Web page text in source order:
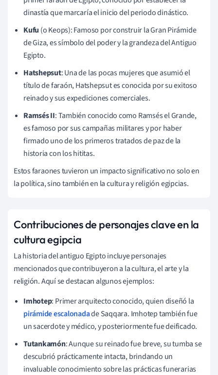
dinastía que marcaría el inicio del periodo dinástico.
Kufu (o Keops): Famoso por construir la Gran Pirámide
de Giza, es símbolo del poder y la grandeza del Antiguo
Egipto.
Hatshepsut: Una de las pocas mujeres que asumió el
título de faraón, Hatshepsut es conocida por su exitoso
reinado y sus expediciones comerciales.
Ramsés II: También conocido como Ramsés el Grande,
es famoso por sus campañas militares y por haber
firmado uno de los primeros tratados de paz de la
historia con los hititas.
Estos faraones tuvieron un impacto significativo no solo en
la política, sino también en la cultura y religión egipcias.
Contribuciones de personajes clave en la
cultura egipcia
La historia del antiguo Egipto incluye personajes
mencionados que contribuyeron a la cultura, el arte y la
religión. Aquí se destacan algunos ejemplos:
Imhotep: Primer arquitecto conocido, quien diseñó la
pirámide escalonadade Saqqara. Imhotep también fue
un sacerdote y médico, y posteriormente fue deificado.
Tutankamón: Aunque su reinado fue breve, su tumba se
descubrió prácticamente intacta, brindando un
invaluable conocimiento sobre las prácticas funerarias